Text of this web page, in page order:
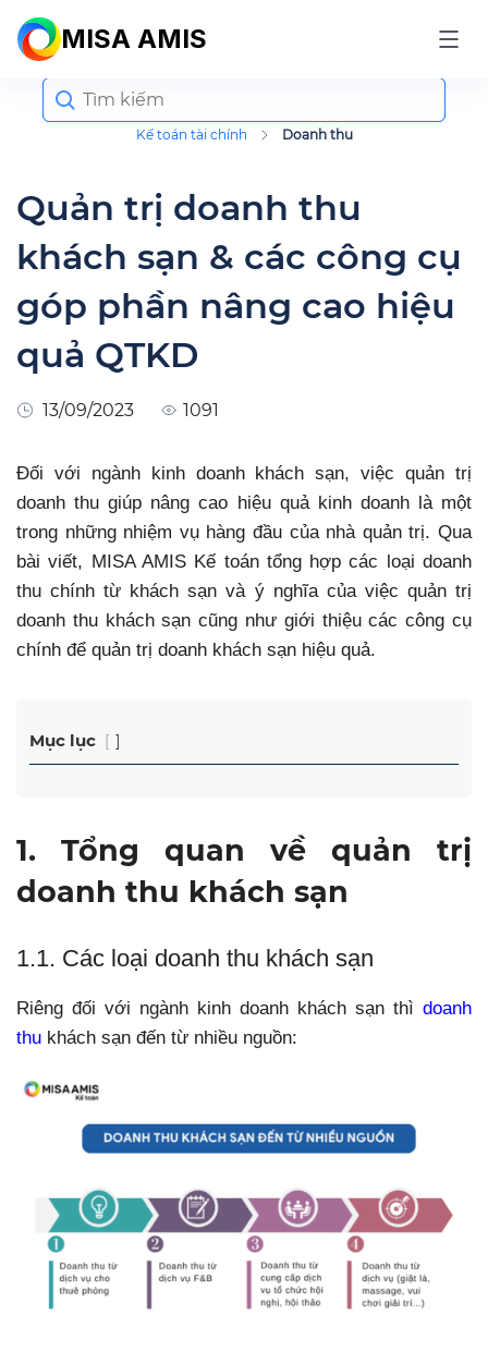
MISA AMIS
Kế toán tài chính Doanh thu
Search
for:
Quản trị doanh thu
khách sạn & các công cụ
góp phần nâng cao hiệu
quả QTKD
13/09/2023 1091
Đối với ngành kinh doanh khách sạn, việc quản trị
doanh thu giúp nâng cao hiệu quả kinh doanh là một
trong những nhiệm vụ hàng đầu của nhà quản trị. Qua
bài viết, MISA AMIS Kế toán tổng hợp các loại doanh
thu chính từ khách sạn và ý nghĩa của việc quản trị
doanh thu khách sạn cũng như giới thiệu các công cụ
chính để quản trị doanh khách sạn hiệu quả.
Mục lục
1. Tổng quan về quản trị
doanh thu khách sạn
1.1. Các loại doanh thu khách sạn
Riêng đối với ngành kinh doanh khách sạn thì doanh
thu khách sạn đến từ nhiều nguồn: